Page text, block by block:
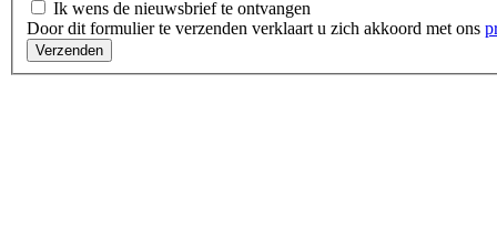
Ik wens de nieuwsbrief te ontvangen
Door dit formulier te verzenden verklaart u zich akkoord met ons
Verzenden